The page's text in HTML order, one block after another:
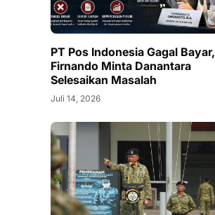
PT Pos Indonesia Gagal Bayar,
Firnando Minta Danantara
Selesaikan Masalah
Juli 14, 2026